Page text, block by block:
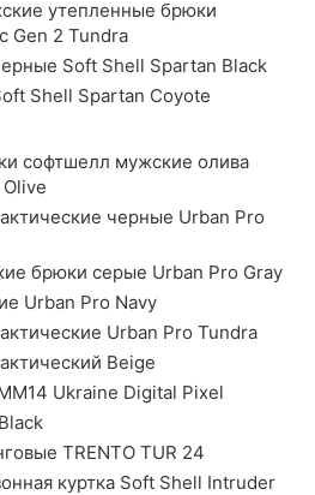
утепленные брюки
Gen 2 Tundra
Soft Shell Spartan Black
Shell Spartan Coyote
софтшелл мужские олива
черные Urban Pro
брюки серые Urban Pro Gray
Urban Pro Navy
Urban Pro Tundra
Beige
Ukraine Digital Pixel
TRENTO TUR 24
куртка Soft Shell Intruder